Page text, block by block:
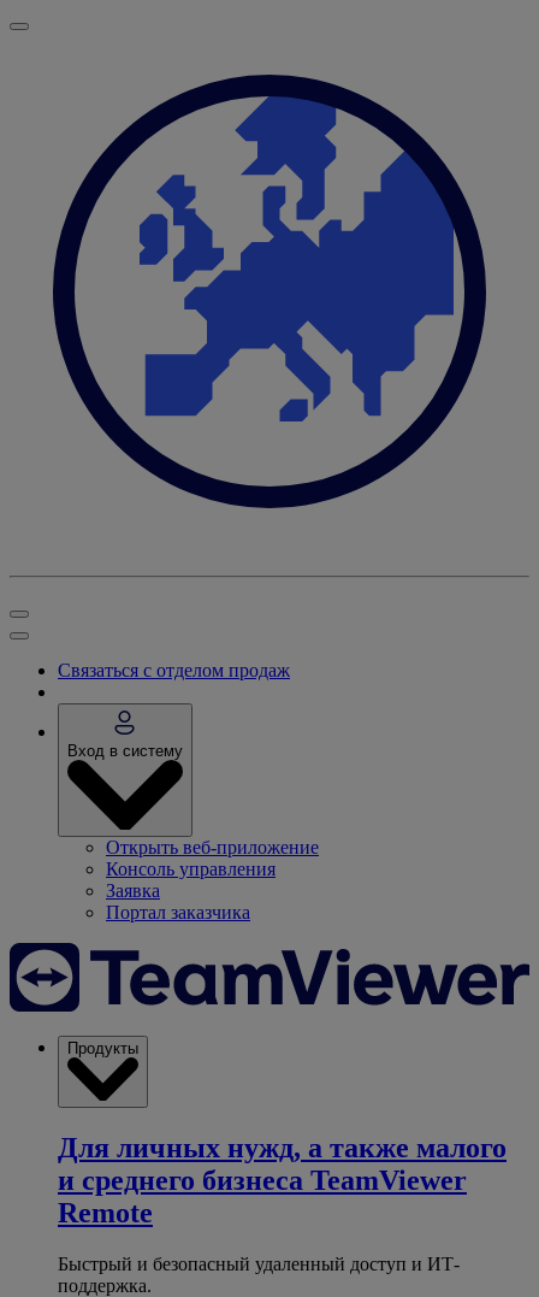
Связаться с отделом продаж
Вход в систему
Открыть веб-приложение
Консоль управления
Заявка
Портал заказчика
Продукты
Для личных нужд, а также малого
и среднего бизнеса TeamViewer
Remote
Быстрый и безопасный удаленный доступ и ИТ-
поддержка.